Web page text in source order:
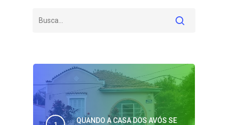
QUANDO A CASA DOS AVÓS SE